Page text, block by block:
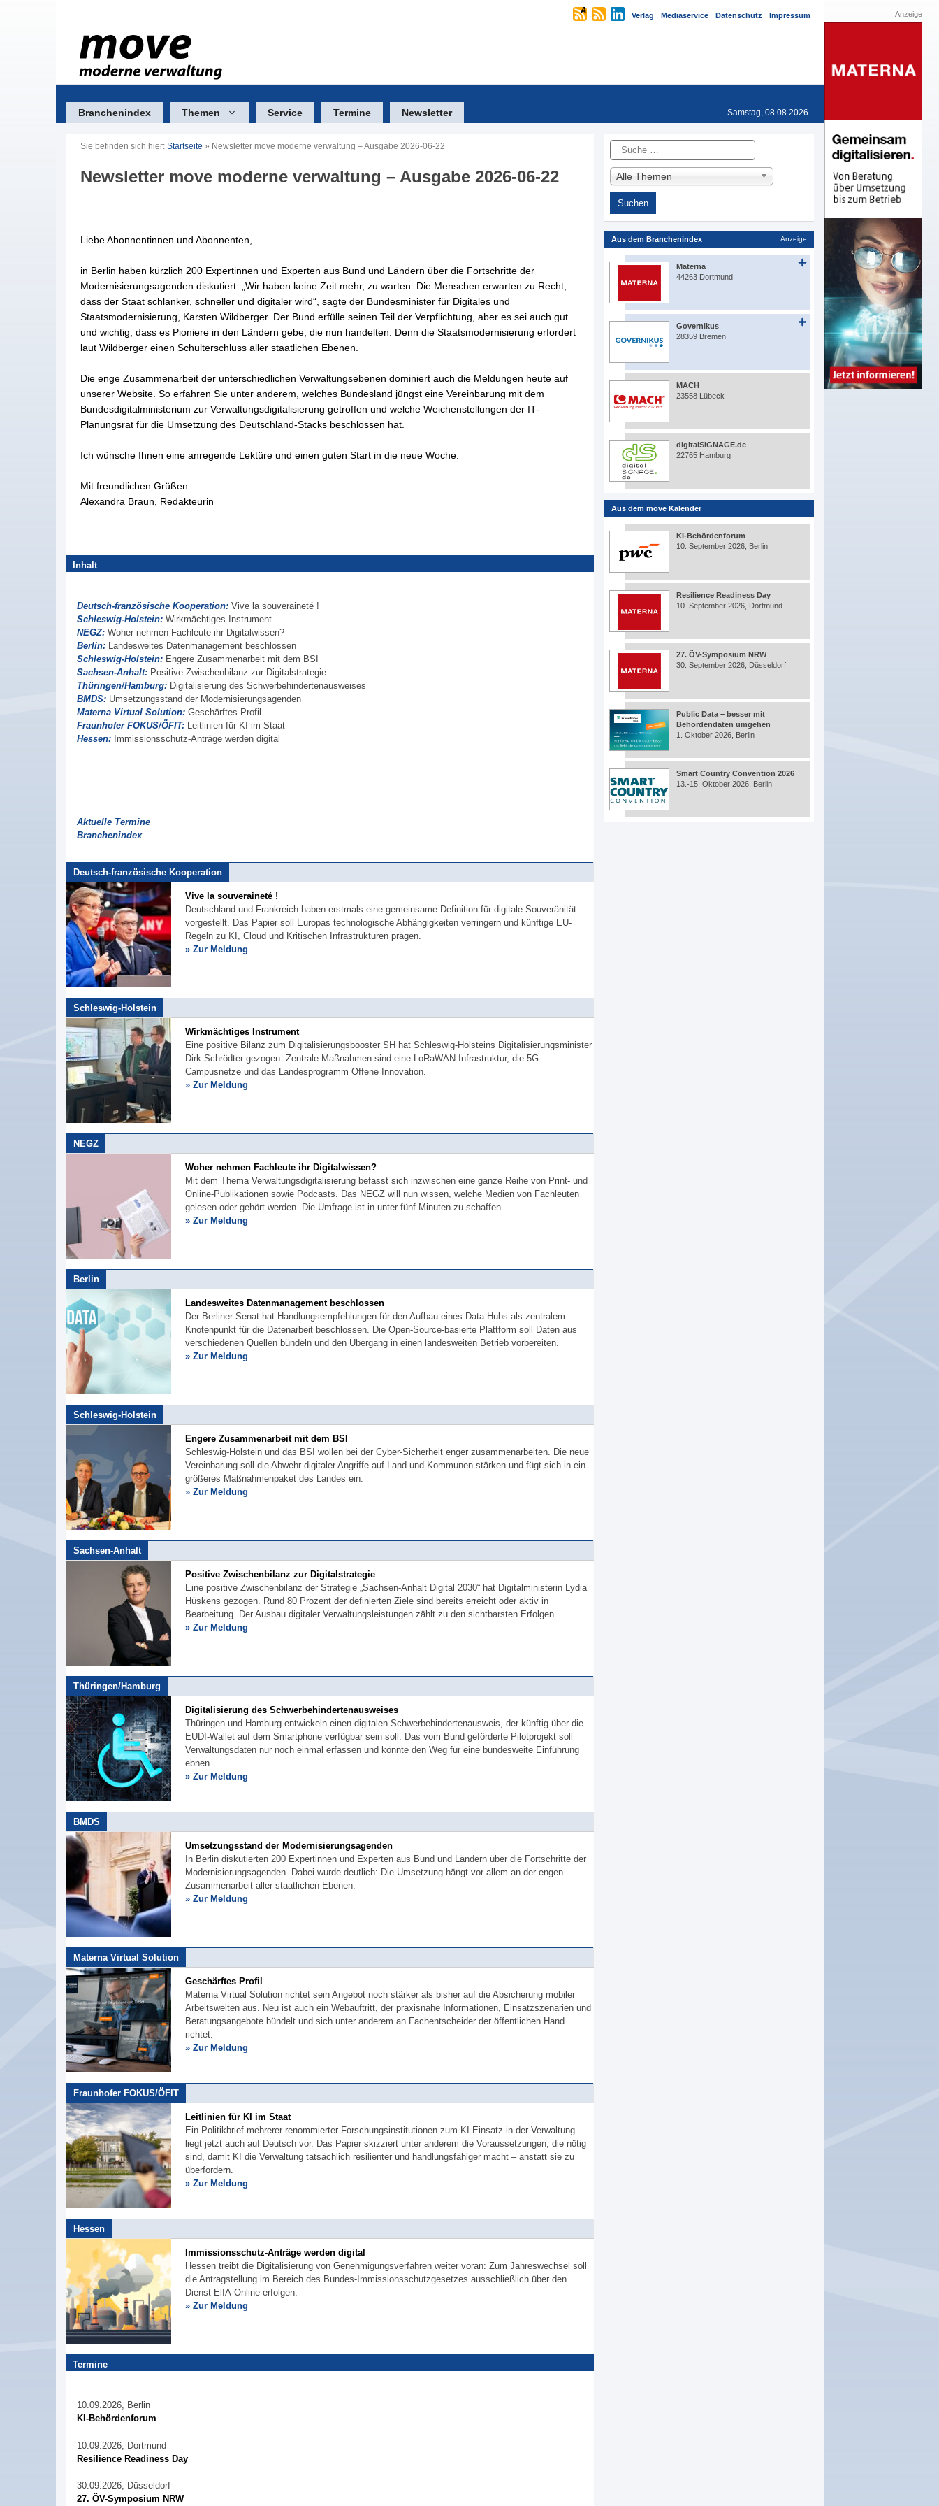
Verlag Mediaservice Datenschutz Impressum
Branchenindex Themen Service Termine Newsletter Samstag, 08.08.2026
Sie befinden sich hier: Startseite » Newsletter move moderne verwaltung – Ausgabe 2026-06-22
Newsletter move moderne verwaltung – Ausgabe 2026-06-22
Liebe Abonnentinnen und Abonnenten,
in Berlin haben kürzlich 200 Expertinnen und Experten aus Bund und Ländern über die Fortschritte der
Modernisierungsagenden diskutiert. „Wir haben keine Zeit mehr, zu warten. Die Menschen erwarten zu Recht,
dass der Staat schlanker, schneller und digitaler wird“, sagte der Bundesminister für Digitales und
Staatsmodernisierung, Karsten Wildberger. Der Bund erfülle seinen Teil der Verpflichtung, aber es sei auch gut
und wichtig, dass es Pioniere in den Ländern gebe, die nun handelten. Denn die Staatsmodernisierung erfordert
laut Wildberger einen Schulterschluss aller staatlichen Ebenen.
Die enge Zusammenarbeit der unterschiedlichen Verwaltungsebenen dominiert auch die Meldungen heute auf
unserer Website. So erfahren Sie unter anderem, welches Bundesland jüngst eine Vereinbarung mit dem
Bundesdigitalministerium zur Verwaltungsdigitalisierung getroffen und welche Weichenstellungen der IT-
Planungsrat für die Umsetzung des Deutschland-Stacks beschlossen hat.
Ich wünsche Ihnen eine anregende Lektüre und einen guten Start in die neue Woche.
Mit freundlichen Grüßen
Alexandra Braun, Redakteurin
Inhalt
Deutsch-französische Kooperation: Vive la souveraineté !
Schleswig-Holstein: Wirkmächtiges Instrument
NEGZ: Woher nehmen Fachleute ihr Digitalwissen?
Berlin: Landesweites Datenmanagement beschlossen
Schleswig-Holstein: Engere Zusammenarbeit mit dem BSI
Sachsen-Anhalt: Positive Zwischenbilanz zur Digitalstrategie
Thüringen/Hamburg: Digitalisierung des Schwerbehindertenausweises
BMDS: Umsetzungsstand der Modernisierungsagenden
Materna Virtual Solution: Geschärftes Profil
Fraunhofer FOKUS/ÖFIT: Leitlinien für KI im Staat
Hessen: Immissionsschutz-Anträge werden digital
Aktuelle Termine
Branchenindex
Deutsch-französische Kooperation
Vive la souveraineté !
Deutschland und Frankreich haben erstmals eine gemeinsame Definition für digitale Souveränität
vorgestellt. Das Papier soll Europas technologische Abhängigkeiten verringern und künftige EU-
Regeln zu KI, Cloud und Kritischen Infrastrukturen prägen.
» Zur Meldung
Schleswig-Holstein
Wirkmächtiges Instrument
Eine positive Bilanz zum Digitalisierungsbooster SH hat Schleswig-Holsteins Digitalisierungsminister
Dirk Schrödter gezogen. Zentrale Maßnahmen sind eine LoRaWAN-Infrastruktur, die 5G-
Campusnetze und das Landesprogramm Offene Innovation.
» Zur Meldung
NEGZ
Woher nehmen Fachleute ihr Digitalwissen?
Mit dem Thema Verwaltungsdigitalisierung befasst sich inzwischen eine ganze Reihe von Print- und
Online-Publikationen sowie Podcasts. Das NEGZ will nun wissen, welche Medien von Fachleuten
gelesen oder gehört werden. Die Umfrage ist in unter fünf Minuten zu schaffen.
» Zur Meldung
Berlin
Landesweites Datenmanagement beschlossen
Der Berliner Senat hat Handlungsempfehlungen für den Aufbau eines Data Hubs als zentralem
Knotenpunkt für die Datenarbeit beschlossen. Die Open-Source-basierte Plattform soll Daten aus
verschiedenen Quellen bündeln und den Übergang in einen landesweiten Betrieb vorbereiten.
» Zur Meldung
Schleswig-Holstein
Engere Zusammenarbeit mit dem BSI
Schleswig-Holstein und das BSI wollen bei der Cyber-Sicherheit enger zusammenarbeiten. Die neue
Vereinbarung soll die Abwehr digitaler Angriffe auf Land und Kommunen stärken und fügt sich in ein
größeres Maßnahmenpaket des Landes ein.
» Zur Meldung
Sachsen-Anhalt
Positive Zwischenbilanz zur Digitalstrategie
Eine positive Zwischenbilanz der Strategie „Sachsen-Anhalt Digital 2030“ hat Digitalministerin Lydia
Hüskens gezogen. Rund 80 Prozent der definierten Ziele sind bereits erreicht oder aktiv in
Bearbeitung. Der Ausbau digitaler Verwaltungsleistungen zählt zu den sichtbarsten Erfolgen.
» Zur Meldung
Thüringen/Hamburg
Digitalisierung des Schwerbehindertenausweises
Thüringen und Hamburg entwickeln einen digitalen Schwerbehindertenausweis, der künftig über die
EUDI-Wallet auf dem Smartphone verfügbar sein soll. Das vom Bund geförderte Pilotprojekt soll
Verwaltungsdaten nur noch einmal erfassen und könnte den Weg für eine bundesweite Einführung
ebnen.
» Zur Meldung
BMDS
Umsetzungsstand der Modernisierungsagenden
In Berlin diskutierten 200 Expertinnen und Experten aus Bund und Ländern über die Fortschritte der
Modernisierungsagenden. Dabei wurde deutlich: Die Umsetzung hängt vor allem an der engen
Zusammenarbeit aller staatlichen Ebenen.
» Zur Meldung
Materna Virtual Solution
Geschärftes Profil
Materna Virtual Solution richtet sein Angebot noch stärker als bisher auf die Absicherung mobiler
Arbeitswelten aus. Neu ist auch ein Webauftritt, der praxisnahe Informationen, Einsatzszenarien und
Beratungsangebote bündelt und sich unter anderem an Fachentscheider der öffentlichen Hand
richtet.
» Zur Meldung
Fraunhofer FOKUS/ÖFIT
Leitlinien für KI im Staat
Ein Politikbrief mehrerer renommierter Forschungsinstitutionen zum KI-Einsatz in der Verwaltung
liegt jetzt auch auf Deutsch vor. Das Papier skizziert unter anderem die Voraussetzungen, die nötig
sind, damit KI die Verwaltung tatsächlich resilienter und handlungsfähiger macht – anstatt sie zu
überfordern.
» Zur Meldung
Hessen
Immissionsschutz-Anträge werden digital
Hessen treibt die Digitalisierung von Genehmigungsverfahren weiter voran: Zum Jahreswechsel soll
die Antragstellung im Bereich des Bundes-Immissionsschutzgesetzes ausschließlich über den
Dienst ElIA-Online erfolgen.
» Zur Meldung
Termine
10.09.2026, Berlin
KI-Behördenforum
10.09.2026, Dortmund
Resilience Readiness Day
30.09.2026, Düsseldorf
27. ÖV-Symposium NRW
Suche
Alle Themen
Aus dem Branchenindex Anzeige
Materna
44263 Dortmund
Governikus
28359 Bremen
MACH
23558 Lübeck
digitalSIGNAGE.de
22765 Hamburg
Aus dem move Kalender
KI-Behördenforum
10. September 2026, Berlin
Resilience Readiness Day
10. September 2026, Dortmund
27. ÖV-Symposium NRW
30. September 2026, Düsseldorf
Public Data – besser mit
Behördendaten umgehen
1. Oktober 2026, Berlin
Smart Country Convention 2026
13.-15. Oktober 2026, Berlin
Anzeige